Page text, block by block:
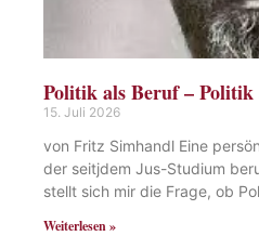
Politik als Beruf – Politik
15. Juli 2026
von Fritz Simhandl Eine
der seitjdem Jus-Studium
stellt sich mir die Frage, ob
Weiterlesen »